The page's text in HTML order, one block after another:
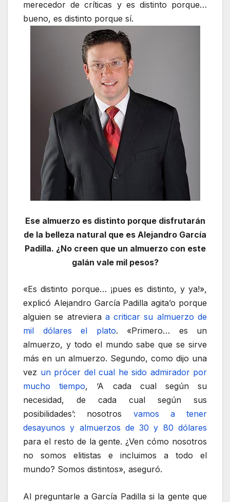
merecedor de críticas y es distinto porque…
bueno, es distinto porque sí.
Ese almuerzo es distinto porque disfrutarán
de la belleza natural que es Alejandro García
Padilla. ¿No creen que un almuerzo con este
galán vale mil pesos?
«Es distinto porque… ¡pues es distinto, y ya!»,
explicó Alejandro García Padilla agita’o porque
alguien se atreviera a criticar su almuerzo de
mil dólares el plato. «Primero… es un
almuerzo, y todo el mundo sabe que se sirve
más en un almuerzo. Segundo, como dijo una
vez un prócer del cual he sido admirador por
mucho tiempo, ‘A cada cual según su
necesidad, de cada cual según sus
posibilidades’: nosotros vamos a tener
desayunos y almuerzos de 30 y 80 dólares
para el resto de la gente. ¿Ven cómo nosotros
no somos elitistas e incluimos a todo el
mundo? Somos distintos», aseguró.
Al preguntarle a García Padilla si la gente que